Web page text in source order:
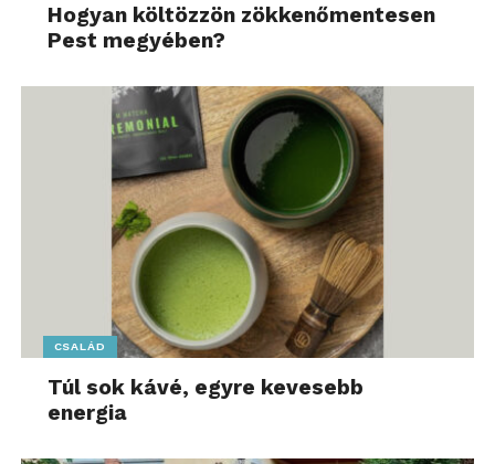
Hogyan költözzön zökkenőmentesen
Pest megyében?
CSALÁD
Túl sok kávé, egyre kevesebb
energia